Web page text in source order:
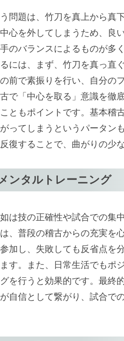
問題は、竹刀を真上から真
心を外してしまうため、良
のバランスによるものが多
には、まず、竹刀を真っ直
前で素振りを行い、自分の
で「中心を取る」意識を徹
ともポイントです。基本稽
ってしまうというパータン
復することで、曲がりの少
ンタルトレーニング
は技の正確性や試合での集
、普段の稽古からの充実を
加し、失敗しても反省点を
す。また、日常生活でもポ
を行うと効果的です。最終
自信として繋がり、試合で